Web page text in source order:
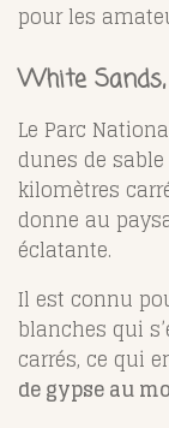
pour les
White
Le Parc
dunes de
kilomètres
donne au
éclatante.
Il est connu
blanches qui
carrés, ce qui
de gypse au